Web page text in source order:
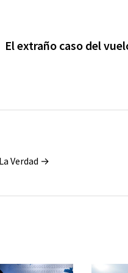
El extraño caso del
Verdad →